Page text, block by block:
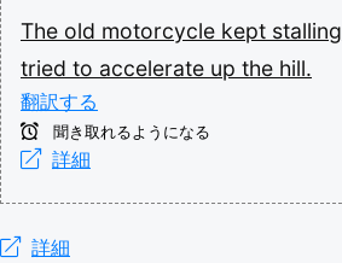
The old motorcycle kept stalling
tried to accelerate up the hill.
翻訳する
聞き取れるようになる
詳細
詳細